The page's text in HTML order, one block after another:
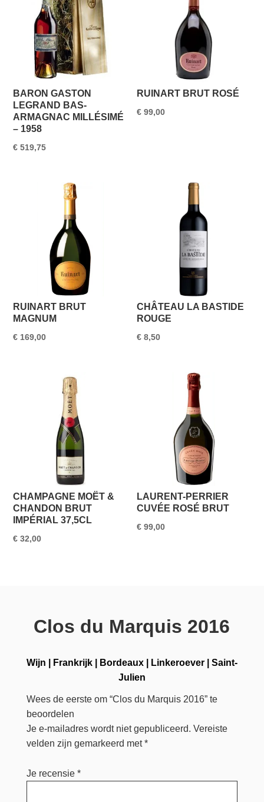
BARON GASTON
LEGRAND BAS-
ARMAGNAC MILLÉSIMÉ
– 1958
€ 519,75
RUINART BRUT ROSÉ
€ 99,00
RUINART BRUT
MAGNUM
€ 169,00
CHÂTEAU LA BASTIDE
ROUGE
€ 8,50
CHAMPAGNE MOËT &
CHANDON BRUT
IMPÉRIAL 37,5CL
€ 32,00
LAURENT-PERRIER
CUVÉE ROSÉ BRUT
€ 99,00
Clos du Marquis 2016
Wijn Frankrijk| Bordeaux| Linkeroever| Saint-
Julien
Wees de eerste om “Clos du Marquis 2016” te
beoordelen
Je e-mailadres wordt niet gepubliceerd. Vereiste
velden zijn gemarkeerd met*
Je recensie *